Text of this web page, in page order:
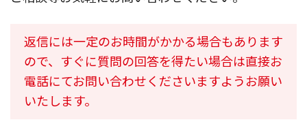
返信には一定のお時間がかかる場合もあります
ので、すぐに質問の回答を得たい場合は直接お
電話にてお問い合わせくださいますようお願い
いたします。